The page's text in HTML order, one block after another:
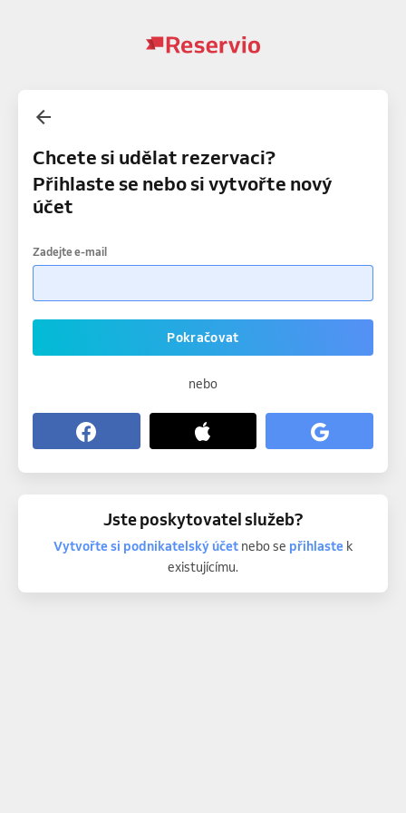
Chcete si udělat rezervaci?
Přihlaste se nebo si vytvořte nový
účet
Zadejte e-mail
Pokračovat
nebo
Jste poskytovatel služeb?
Vytvořte si podnikatelský účetnebo se přihlastek
existujícímu.